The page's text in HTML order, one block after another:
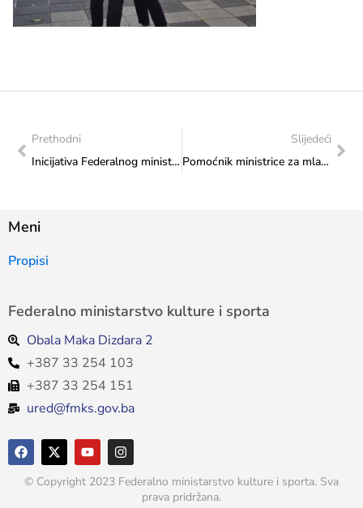
Prethodni
Inicijativa Federalnog ministarstva kulture i sporta: Po prvi put pokrenuta izrada Strategije za mlade Federacije BiH!
Slijedeći
Pomoćnik ministrice za mlade Adis Salkić sudjelovao na Forumu Ministarstva civilnih poslova BiH i međunarodnih partnerskih organizacija
Meni
Propisi
Federalno ministarstvo kulture i sporta
Obala Maka Dizdara 2
+387 33 254 103
+387 33 254 151
ured@fmks.gov.ba
© Copyright 2023 Federalno ministarstvo kulture i sporta. Sva
prava pridržana.